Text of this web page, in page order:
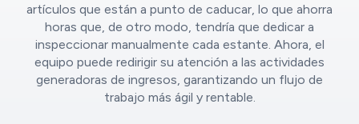
artículos que están a punto de caducar, lo que ahorra
horas que, de otro modo, tendría que dedicar a
inspeccionar manualmente cada estante. Ahora, el
equipo puede redirigir su atención a las actividades
generadoras de ingresos, garantizando un flujo de
trabajo más ágil y rentable.